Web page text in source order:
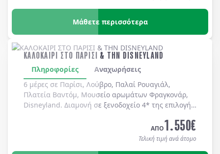
Μάθετε περισσότερα
ΚΑΛΟΚΑΙΡΙ ΣΤΟ ΠΑΡΙΣΙ & ΤΗΝ DISNEYLAND
Πληροφορίες
Αναχωρήσεις
6 μέρες σε Παρίσι, Λούβρο, Παλαί Ρουαγιάλ,
Πλατεία Βαντόμ, Μουσείο αρωμάτων Φραγκονάρ,
Disneyland. Διαμονή σε ξενοδοχείo 4* της επιλογής
ΑΠΟ1.550€
Τελική τιμή ανά άτομο